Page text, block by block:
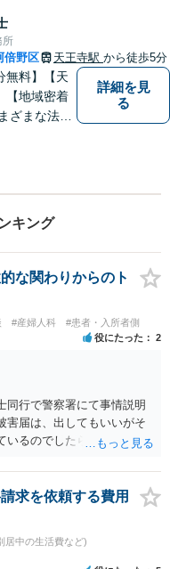
所
倍野区 天王寺駅 から徒歩5分
無料】【天
【地域密着
ざまな法律
ット上のト
詳細を見
る
キング
な関わりからのト
#産婦人科 #患者・入所者側
役にたった 2
同行で警察署にて事情説明
害届は、出してもいいがそ
いるのでしたら、あまり結
が、実際に捜査をするの
結論は変わらないかもしれ
とうたっている弁護士に相
参考まで。
求を依頼する費用
居中の生活費など)